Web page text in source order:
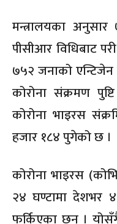
मन्त्रालयका
पीसीआर विधिबाट
७५२ जनाको एन्टिजेन
कोरोना संक्रमण
कोरोना भाइरस
हजार १८४ पुगेको छ ।
कोरोना भाइरस
२४ घण्टामा देशभर
फर्किएका छन् ।